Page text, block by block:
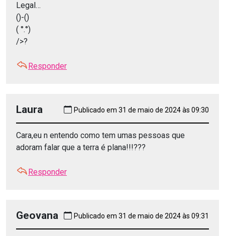
Legal…
()-()
( °.°)
/>?
Responder
Laura Publicado em 31 de maio de 2024 às 09:30
Cara,eu n entendo como tem umas pessoas que
adoram falar que a terra é plana!!!???
Responder
Geovana Publicado em 31 de maio de 2024 às 09:31